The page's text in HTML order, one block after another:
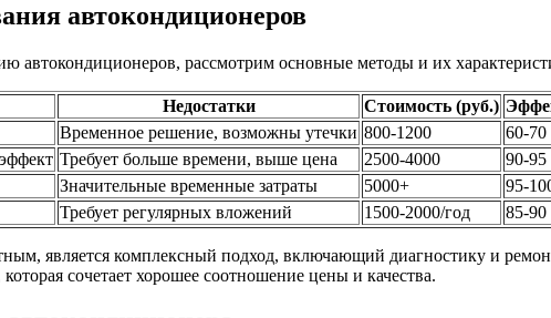
автокондиционеров
автокондиционеров, рассмотрим основные методы и их
Недостатки Стоимость (руб.)
Временное решение, возможны утечки 800-1200
60-70
Требует больше времени, выше цена 2500-4000
90-95
Значительные временные затраты 5000+
95-
Требует регулярных вложений 1500-2000/год 85-90
является комплексный подход, включающий диагностику и
сочетает хорошее соотношение цены и качества.